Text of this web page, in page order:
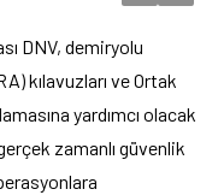
DNV, demiryolu
kılavuzları ve Ortak
yardımcı olacak
zamanlı güvenlik